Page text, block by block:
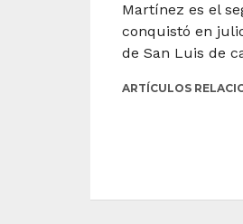
Martínez es el
conquistó en
de San Luis de
ARTÍCULOS